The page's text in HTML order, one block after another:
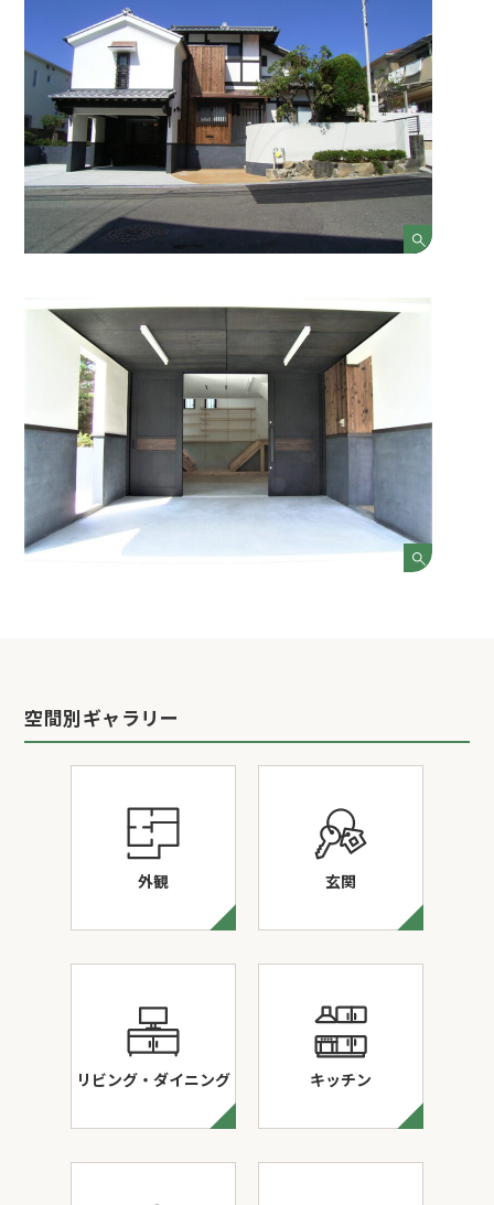
空間別ギャラリー
外観 玄関
リビング・ダイニング キッチン